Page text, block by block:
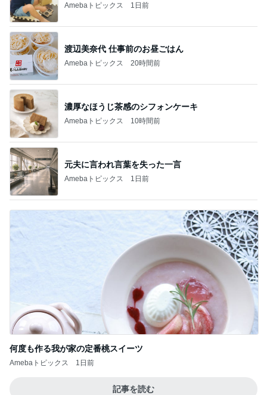
Amebaトピックス 1日前
渡辺美奈代 仕事前のお昼ごはん
Amebaトピックス 20時間前
濃厚なほうじ茶感のシフォンケーキ
Amebaトピックス 10時間前
元夫に言われ言葉を失った一言
Amebaトピックス 1日前
何度も作る我が家の定番桃スイーツ
Amebaトピックス 1日前
記事を読む